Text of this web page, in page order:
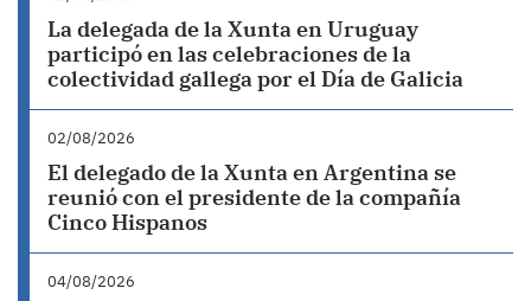
La delegada de la Xunta en Uruguay
participó en las celebraciones de la
colectividad gallega por el Día de Galicia
02/08/2026
El delegado de la Xunta en Argentina se
reunió con el presidente de la compañía
Cinco Hispanos
04/08/2026